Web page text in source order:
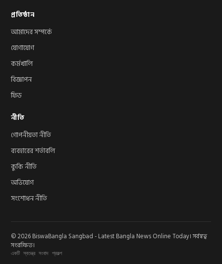
প্রতিষ্ঠান
আমাদের সম্পর্কে
যোগাযোগ
কর্মখালি
বিজ্ঞাপন
ফিড
নীতি
গোপনীয়তা নীতি
ব্যবহারের শর্তাবলি
কুকি নীতি
অভিযোগ
সংশোধন নীতি
© 2026 BiswaBangla Sangbad - Latest Bangla News Online Today। সর্বস্বত্ব
সংরক্ষিত।
একটি স্বতন্ত্র সংবাদ প্রকল্প